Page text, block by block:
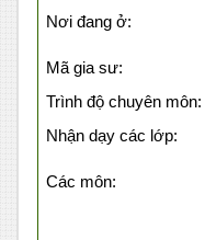
Nơi đang ở:
Mã gia sư:
Trình độ chuyên môn:
Nhận dạy các lớp:
Các môn: